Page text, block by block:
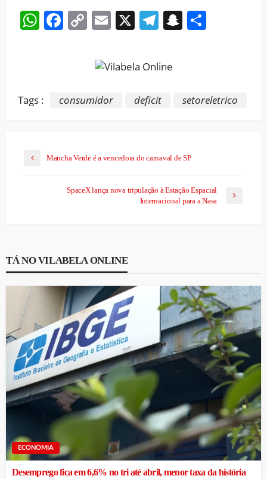
WhatsApp
Facebook
CopyEmail
X Telegram
Snapchat
Tags : consumidor deficit setoreletrico
Mancha Verde é a vencedora do carnaval de SP
SpaceX lança nova tripulação à Estação Espacial
Internacional para a Nasa
TÁ NO VILABELA ONLINE
ECONOMIA
Desemprego fica em 6,6% no tri até abril, menor taxa da história